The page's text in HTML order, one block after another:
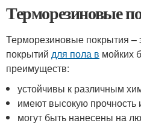
Терморезиновые
Терморезиновые покрытия
покрытий для пола в мойких
преимуществ:
устойчивы к различным
имеют высокую прочность
могут быть нанесены на